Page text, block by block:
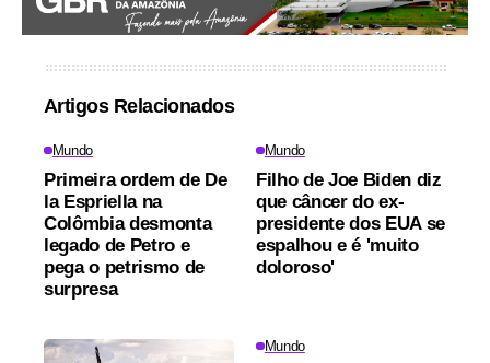
Artigos Relacionados
Mundo
Primeira ordem de De
la Espriella na
Colômbia desmonta
legado de Petro e
pega o petrismo de
surpresa
Mundo
Filho de Joe Biden diz
que câncer do ex-
presidente dos EUA se
espalhou e é 'muito
doloroso'
Mundo